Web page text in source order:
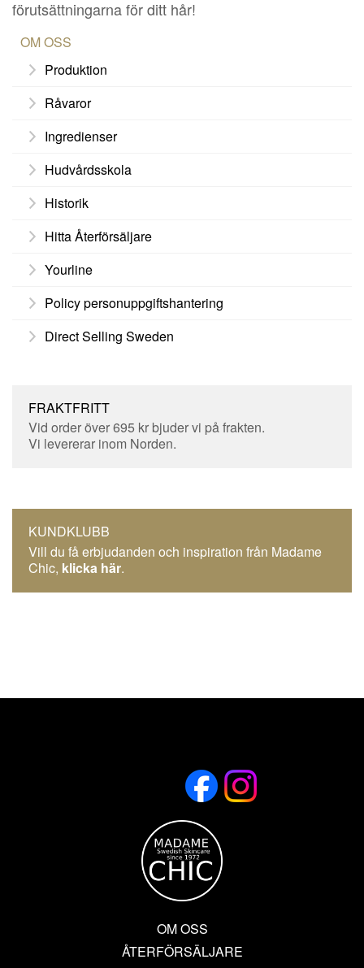
förutsättningarna för ditt hår!
OM OSS
Produktion
Råvaror
Ingredienser
Hudvårdsskola
Historik
Hitta Återförsäljare
Yourline
Policy personuppgiftshantering
Direct Selling Sweden
FRAKTFRITT
Vid order över 695 kr bjuder vi på frakten.
Vi levererar inom Norden.
KUNDKLUBB
Vill du få erbjudanden och inspiration från Madame
Chic, klicka här.
OM OSS
ÅTERFÖRSÄLJARE